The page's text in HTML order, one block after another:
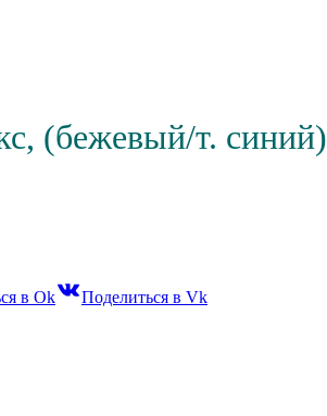
(бежевый/т. синий)
в Ok
Поделиться в Vk